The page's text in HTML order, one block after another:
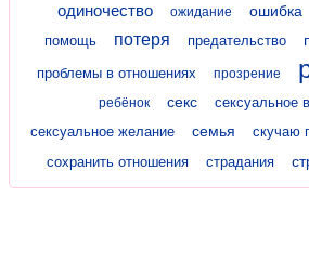
одиночество ожидание ошибка
помощь потеря предательство
проблемы в отношениях прозрение
ребёнок секс
сексуальное
сексуальное желание
семья скучаю
сохранить отношения страдания